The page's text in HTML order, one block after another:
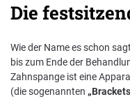
Die
Wie der Name es schon
bis zum Ende der
Zahnspange ist eine
(die sogenannten